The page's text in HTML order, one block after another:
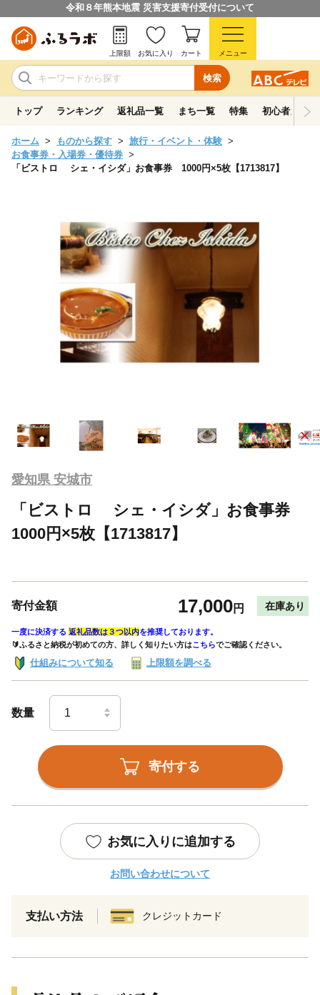
令和８年熊本地震 災害支援寄付受付について
検索
上限額 お気に入り カート メニュー
トップ ランキング 返礼品一覧 まち一覧 特集 初心者ガイド
ホーム ものから探す
旅行・イベント・体験
お食事券・入場券・優待券
「ビストロ シェ・イシダ」お食事券 1000円×5枚【1713817】
愛知県 安城市
「ビストロ シェ・イシダ」お食事券
1000円×5枚【1713817】
寄付金額 17,000円 在庫あり
一度に決済する 返礼品数は３つ以内を推奨しております。
🔰ふるさと納税が初めての方、詳しく知りたい方はこちらでご確認ください。
仕組みについて知る 上限額を調べる
数量
寄付する
お気に入りに追加する
お問い合わせについて
支払い方法 クレジットカード